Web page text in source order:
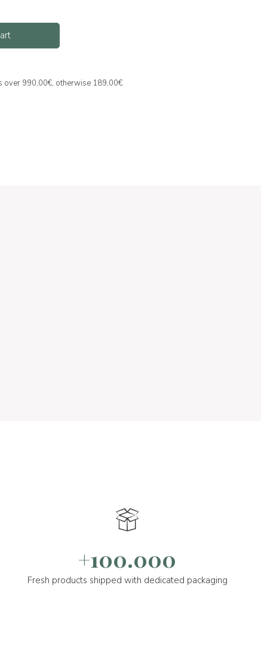
over 990,00€, otherwise 189,00€
+100.000
Fresh products shipped with dedicated packaging